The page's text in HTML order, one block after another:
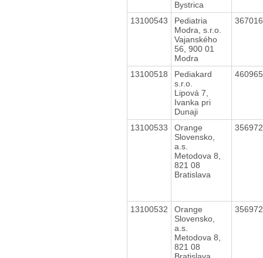
Bystrica
13100543
Pediatria
Modra, s.r.o.
Vajanského
56, 900 01
Modra
13100518
Pediakard
s.r.o.
Lipová 7,
Ivanka pri
Dunaji
13100533
Orange
Slovensko,
a.s.
Metodova 8,
821 08
Bratislava
13100532
Orange
Slovensko,
a.s.
Metodova 8,
821 08